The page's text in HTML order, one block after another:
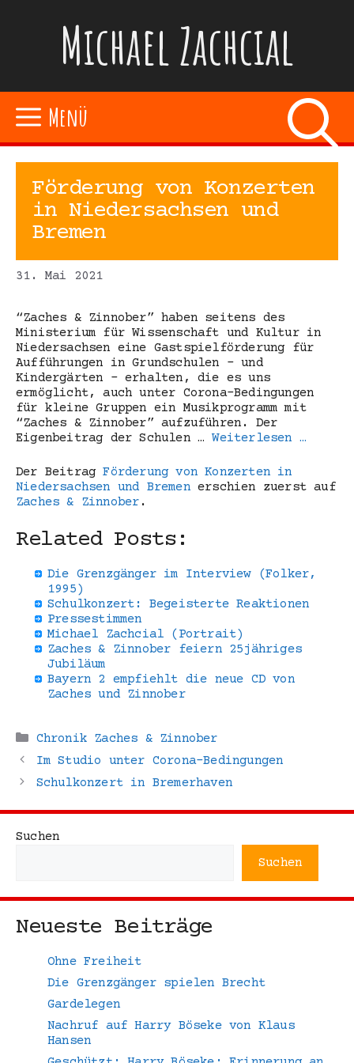
Michael Zachcial
Menü
Förderung von Konzerten
in Niedersachsen und
Bremen
31. Mai 2021
“Zaches & Zinnober” haben seitens des
Ministerium für Wissenschaft und Kultur in
Niedersachsen eine Gastspielförderung für
Aufführungen in Grundschulen – und
Kindergärten – erhalten, die es uns
ermöglicht, auch unter Corona-Bedingungen
für kleine Gruppen ein Musikprogramm mit
“Zaches & Zinnober” aufzuführen. Der
Eigenbeitrag der Schulen …Weiterlesen …
Der BeitragFörderung von Konzerten in
Niedersachsen und Bremenerschien zuerst auf
Zaches & Zinnober .
Related Posts:
Die Grenzgänger im Interview (Folker,
1995)
Schulkonzert: Begeisterte Reaktionen
Pressestimmen
Michael Zachcial (Portrait)
Zaches & Zinnober feiern 25jähriges
Jubiläum
Bayern 2 empfiehlt die neue CD von
Zaches und Zinnober
Kategorien
Chronik Zaches & Zinnober
Im Studio unter Corona-Bedingungen
Schulkonzert in Bremerhaven
Suchen
Suchen
Neueste Beiträge
Ohne Freiheit
Die Grenzgänger spielen Brecht
Gardelegen
Nachruf auf Harry Böseke von Klaus
Hansen